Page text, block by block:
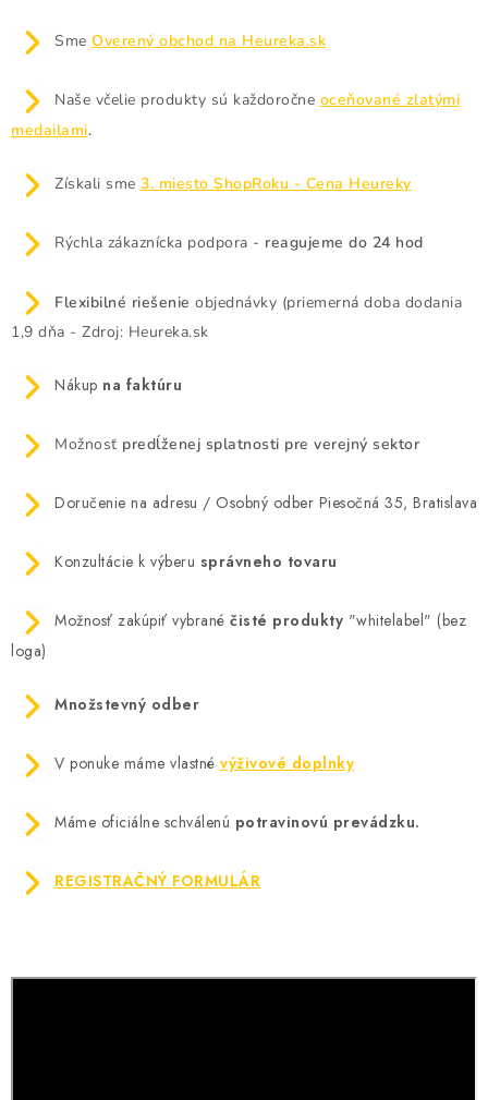
LITERATÚRA - KNIHY
AKCIE A ZĽAVY
Kamenná predajňa Náš príbeh
Fotogaléria
Ochrana osobných údajov
Sme Overený obchod na Heureka.sk
Naše včelie produkty sú každoročne oceňované zlatými
medailami.
Získali sme 3. miesto ShopRoku - Cena Heureky
Rýchla zákaznícka podpora - reagujeme do 24 hod
Flexibilné riešenie objednávky (priemerná doba dodania
1,9 dňa - Zdroj: Heureka.sk
Nákup na faktúru
Možnosť predĺženej splatnosti pre verejný sektor
Doručenie na adresu / Osobný odber Piesočná 35, Bratislava
Konzultácie k výberu správneho tovaru
Možnosť zakúpiť vybrané čisté produkty "whitelabel" (bez
loga)
Množstevný odber
V ponuke máme vlastné výživové doplnky
Máme oficiálne schválenú potravinovú prevádzku.
REGISTRAČNÝ FORMULÁR